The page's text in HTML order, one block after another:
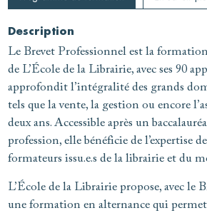
Description
Le Brevet Professionnel est la
de L’École de la Librairie, avec ses 90
approfondit l’intégralité des grands
tels que la vente, la gestion ou encore
deux ans. Accessible après un
profession, elle bénéficie de l’expertise
formateurs issu.e.s de la librairie et du
L’École de la Librairie propose, avec le
une formation en alternance qui